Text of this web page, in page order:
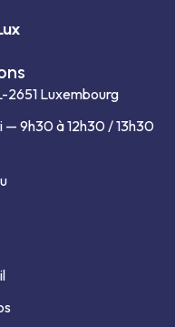
Luxembourg
— 9h30 à 12h30 / 13h30